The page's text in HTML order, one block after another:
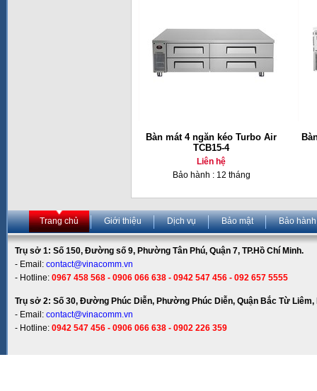
Bàn mát 4 ngăn kéo Turbo Air
TCB15-4
Liên hệ
Bảo hành : 12 tháng
Trang chủ Giới thiệu Dịch vụ Bảo mật Bảo hành
Trụ sở 1: Số 150, Đường số 9, Phường Tân Phú, Quận 7, TP.Hồ Chí Minh.
- Email: contact@vinacomm.vn
- Hotline: 0967 458 568 - 0906 066 638 - 0942 547 456 - 092 657 5555
Trụ sở 2: Số 30, Đường Phúc Diễn, Phường Phúc Diễn, Quận Bắc Từ Liêm,
- Email: contact@vinacomm.vn
- Hotline: 0942 547 456 - 0906 066 638 - 0902 226 359